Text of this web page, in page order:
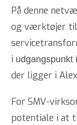
På denne
og værktøjer
i udgangspunkt
der ligger i
For SMV-
potentiale i at